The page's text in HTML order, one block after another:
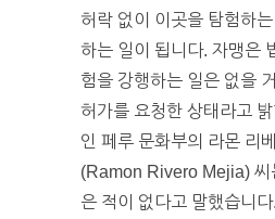
허락 없이 이곳을 탐험하
하는 일이 됩니다. 자맹은
험을 강행하는 일은 없을
허가를 요청한 상태라고
인 페루 문화부의 라몬 리
(Ramon Rivero Mejia) 씨
은 적이 없다고 말했습니다.